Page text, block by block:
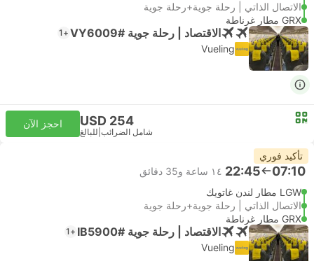
الاتصال الذاتي | رحلة جوية+رحلة جوية
GRX مطار غرناطة
الاقتصاد | رحلة جوية #VY6009 +1
Vueling
USD 254
شامل الضرائب للبالغ
احجز الآن
تأكيد فوري
07:10
22:45 ١٤ ساعة و‫35 دقائق
LGW مطار لندن غاتويك
الاتصال الذاتي | رحلة جوية+رحلة جوية
GRX مطار غرناطة
الاقتصاد | رحلة جوية #IB5900 +1
Vueling